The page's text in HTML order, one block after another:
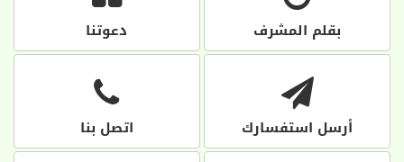
بقلم المشرف دعوتنا
أرسل استفسارك اتصل بنا